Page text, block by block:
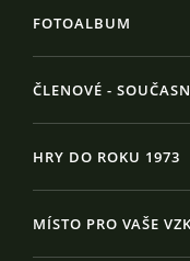
FOTOALBUM
ČLENOVÉ -
HRY DO ROKU 1973
MÍSTO PRO VAŠE